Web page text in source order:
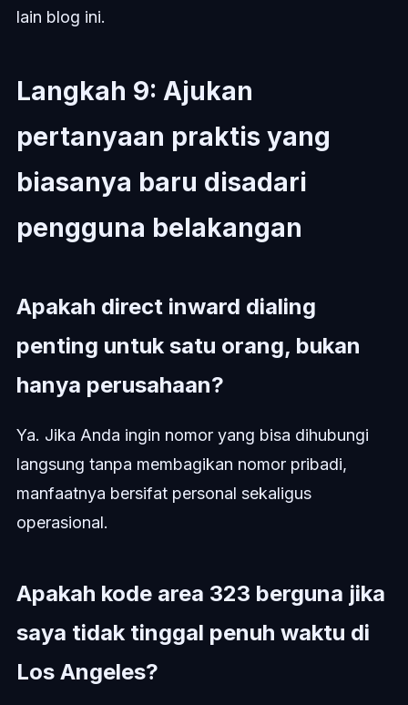
lain blog ini.
Langkah 9: Ajukan
pertanyaan praktis yang
biasanya baru disadari
pengguna belakangan
Apakah direct inward dialing
penting untuk satu orang, bukan
hanya perusahaan?
Ya. Jika Anda ingin nomor yang bisa dihubungi
langsung tanpa membagikan nomor pribadi,
manfaatnya bersifat personal sekaligus
operasional.
Apakah kode area 323 berguna jika
saya tidak tinggal penuh waktu di
Los Angeles?